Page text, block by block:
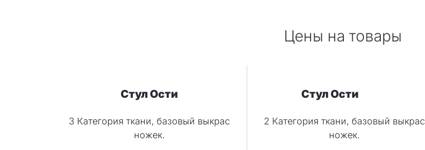
Цены на товары
Стул Ости
3 Категория ткани, базовый выкрас
ножек.
Стул Ости
2 Категория ткани, базовый выкрас
ножек.